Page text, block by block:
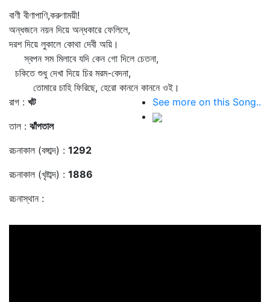
বাণী বীণাপাণি,করুণাময়ী!
অন্ধজনে নয়ন দিয়ে অন্ধকারে ফেলিলে,
দরশ দিয়ে লুকালে কোথা দেবী অয়ি।
স্বপন সম মিলাবে যদি কেন গো দিলে চেতনা,
চকিতে শুধু দেখা দিয়ে চির মরম-বেদনা,
তোমারে চাহি ফিরিছে, হেরো কাননে কাননে ওই।
রাগ : খট
তাল : ঝাঁপতাল
রচনাকাল (বঙ্গাব্দ) : 1292
রচনাকাল (খৃষ্টাব্দ) : 1886
রচনাস্থান :
See more on this Song..